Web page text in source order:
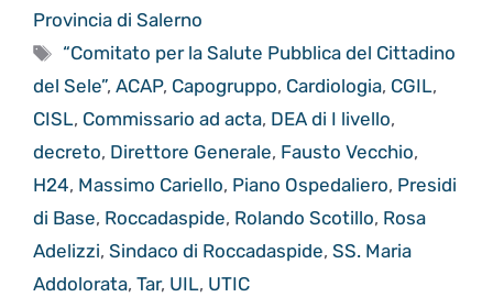
Provincia di Salerno
Tag
“Comitato per la Salute Pubblica del Cittadino
del Sele”, ACAP, Capogruppo, Cardiologia, CGIL,
CISL, Commissario ad acta, DEA di I livello,
decreto, Direttore Generale, Fausto Vecchio,
H24, Massimo Cariello, Piano Ospedaliero, Presidi
di Base, Roccadaspide, Rolando Scotillo, Rosa
Adelizzi, Sindaco di Roccadaspide, SS. Maria
Addolorata, Tar, UIL, UTIC